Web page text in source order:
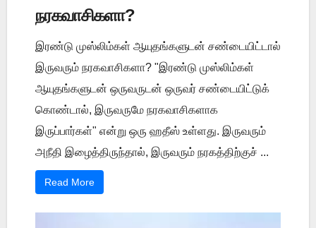
நரகவாசிகளா?
இரண்டு முஸ்லிம்கள் ஆயுதங்களுடன் சண்டையிட்டால்
இருவரும் நரகவாசிகளா? "இரண்டு முஸ்லிம்கள்
ஆயுதங்களுடன் ஒருவருடன் ஒருவர் சண்டையிட்டுக்
கொண்டால், இருவருமே நரகவாசிகளாக
இருப்பார்கள்" என்று ஒரு ஹதீஸ் உள்ளது. இருவரும்
அநீதி இழைத்திருந்தால், இருவரும் நரகத்திற்குச் ...
Read More